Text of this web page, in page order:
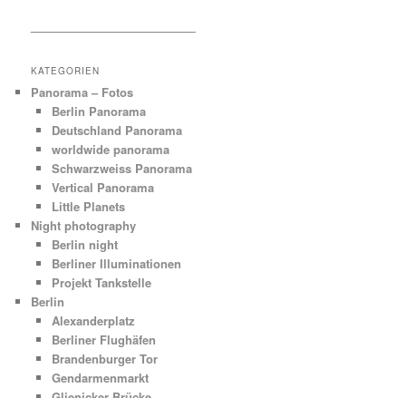
KATEGORIEN
Panorama – Fotos
Berlin Panorama
Deutschland Panorama
worldwide panorama
Schwarzweiss Panorama
Vertical Panorama
Little Planets
Night photography
Berlin night
Berliner Illuminationen
Projekt Tankstelle
Berlin
Alexanderplatz
Berliner Flughäfen
Brandenburger Tor
Gendarmenmarkt